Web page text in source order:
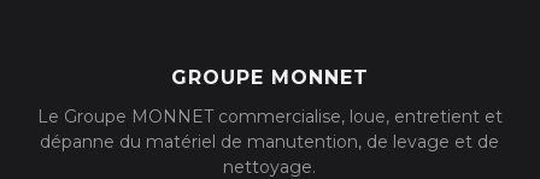
GROUPE MONNET
Le Groupe MONNET commercialise, loue, entretient et
dépanne du matériel de manutention, de levage et de
nettoyage.